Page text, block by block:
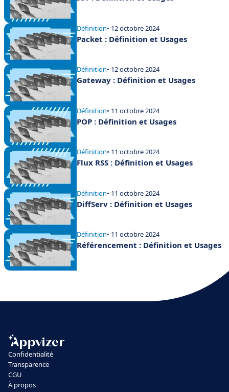
Définition• 12 octobre 2024
Packet : Définition et Usages
Définition• 12 octobre 2024
Gateway : Définition et Usages
Définition• 11 octobre 2024
POP : Définition et Usages
Définition• 11 octobre 2024
Flux RSS : Définition et Usages
Définition• 11 octobre 2024
DiffServ : Définition et Usages
Définition• 11 octobre 2024
Référencement : Définition et Usages
Confidentialité
Transparence
CGU
À propos